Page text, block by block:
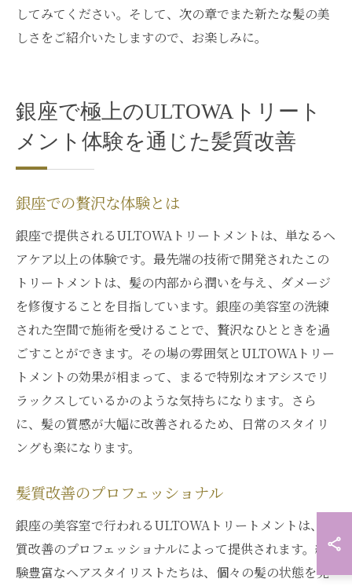
してみてください。そして、次の章でまた新たな髪の美
しさをご紹介いたしますので、お楽しみに。
銀座で極上のULTOWAトリート
メント体験を通じた髪質改善
銀座での贅沢な体験とは
銀座で提供されるULTOWAトリートメントは、単なるヘ
アケア以上の体験です。最先端の技術で開発されたこの
トリートメントは、髪の内部から潤いを与え、ダメージ
を修復することを目指しています。銀座の美容室の洗練
された空間で施術を受けることで、贅沢なひとときを過
ごすことができます。その場の雰囲気とULTOWAトリー
トメントの効果が相まって、まるで特別なオアシスでリ
ラックスしているかのような気持ちになります。さら
に、髪の質感が大幅に改善されるため、日常のスタイリ
ングも楽になります。
髪質改善のプロフェッショナル
銀座の美容室で行われるULTOWAトリートメントは、髪
質改善のプロフェッショナルによって提供されます。経
験豊富なヘアスタイリストたちは、個々の髪の状態を見